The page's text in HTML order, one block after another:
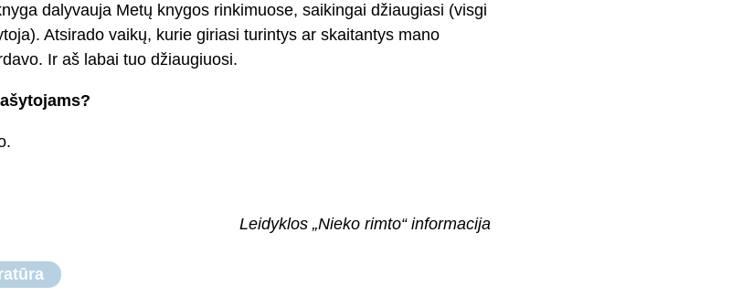
dalyvauja Metų knygos rinkimuose, saikingai džiaugiasi (visgi
Atsirado vaikų, kurie giriasi turintys ar skaitantys mano
Ir aš labai tuo džiaugiuosi.
Leidyklos „Nieko rimto“ informacija